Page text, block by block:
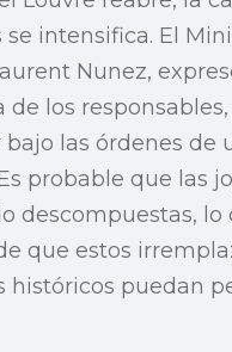
intensifica. El
Nunez,
de los
bajo las órdenes de
probable que las
descompuestas, lo
que estos
históricos puedan